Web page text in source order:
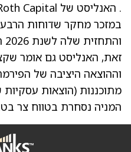
זאת, האנליסט גם אומר
וההוצאה היציבה של
מתוכננות (הוצאות
המניה נסחרת בטווח צר